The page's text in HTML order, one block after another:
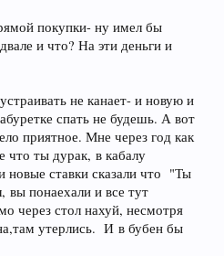
покупки- ну имел бы
и что? На эти деньги и
не канает- и новую и
спать не будешь. А вот
приятное. Мне через год как
что ты дурак, в кабалу
новые ставки сказали что "Ты
вы понаехали и все тут
через стол нахуй, несмотря
утерлись. И в бубен бы